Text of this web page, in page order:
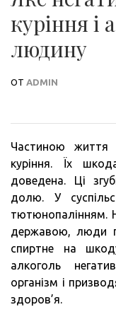
куріння і
людину
ОТ ADMIN
Частиною життя
куріння. Їх
доведена. Ці
долю. У
тютюнопалінням.
державою, люди
спиртне на
алкоголь
організм і
здоров’я.